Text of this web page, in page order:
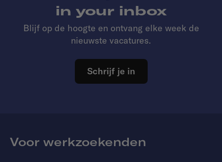
in your inbox
Blijf op de hoogte en ontvang elke week de
nieuwste vacatures.
Schrijf je in
Voor werkzoekenden